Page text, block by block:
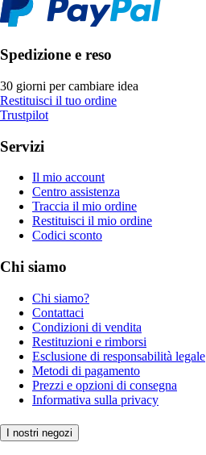
Spedizione e reso
30 giorni per cambiare idea
Restituisci il tuo ordine
Trustpilot
Servizi
Il mio account
Centro assistenza
Traccia il mio ordine
Restituisci il mio ordine
Codici sconto
Chi siamo
Chi siamo?
Contattaci
Condizioni di vendita
Restituzioni e rimborsi
Esclusione di responsabilità legale
Metodi di pagamento
Prezzi e opzioni di consegna
Informativa sulla privacy
I nostri negozi